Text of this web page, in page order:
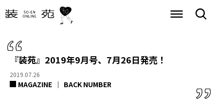
『装苑』2019年9月号、7月26日発売！
2019.07.26
MAGAZINE BACK NUMBER